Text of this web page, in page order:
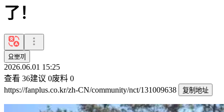
了！
요뽀끼
2026.06.01 15:25
查看 36建议 0废料 0
https://fanplus.co.kr/zh-CN/community/nct/131009638
复制地址